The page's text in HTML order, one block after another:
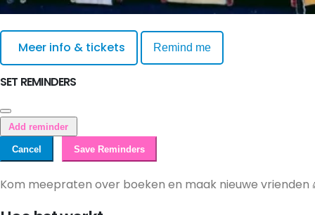
Meer info & tickets Remind me
SET REMINDERS
Add reminder
Cancel Save Reminders
Kom meepraten over boeken en maak nieuwe vrienden